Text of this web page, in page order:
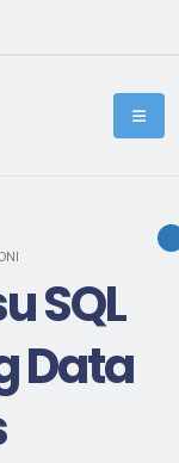
SQL
Data